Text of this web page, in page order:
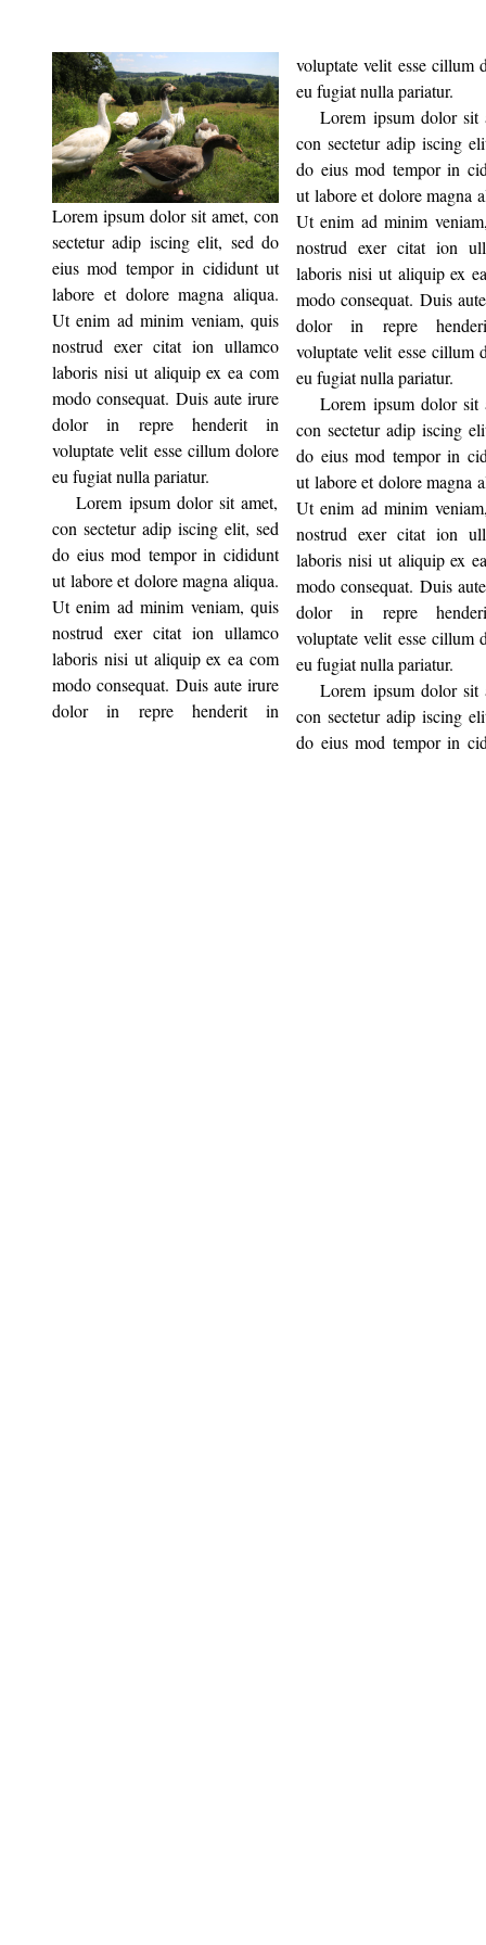
Lorem ipsum dolor sit amet, con
sectetur adip iscing elit, sed do
eius mod tempor in cididunt ut
labore et dolore magna aliqua.
Ut enim ad minim veniam, quis
nostrud exer citat ion ullamco
laboris nisi ut aliquip ex ea com
modo consequat. Duis aute irure
dolor in repre henderit in
voluptate velit esse cillum dolore
eu fugiat nulla pariatur.
Lorem ipsum dolor sit amet,
con sectetur adip iscing elit, sed
do eius mod tempor in cididunt
ut labore et dolore magna aliqua.
Ut enim ad minim veniam, quis
nostrud exer citat ion ullamco
laboris nisi ut aliquip ex ea com
modo consequat. Duis aute irure
dolor in repre henderit in
voluptate velit esse cillum
eu fugiat nulla pariatur.
Lorem ipsum dolor sit
con sectetur adip iscing
do eius mod tempor in
ut labore et dolore magna
Ut enim ad minim
nostrud exer citat ion
laboris nisi ut aliquip ex
modo consequat. Duis
dolor in repre
voluptate velit esse cillum
eu fugiat nulla pariatur.
Lorem ipsum dolor sit
con sectetur adip iscing
do eius mod tempor in
ut labore et dolore magna
Ut enim ad minim
nostrud exer citat ion
laboris nisi ut aliquip ex
modo consequat. Duis
dolor in repre
voluptate velit esse cillum
eu fugiat nulla pariatur.
Lorem ipsum dolor sit
con sectetur adip iscing
do eius mod tempor in